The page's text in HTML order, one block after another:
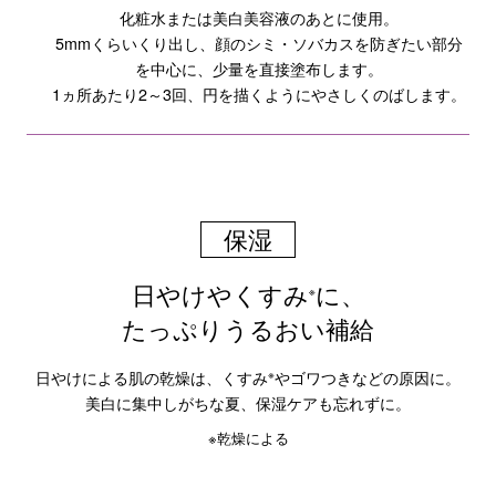
化粧水または美白美容液のあとに使用。
5mmくらいくり出し、顔のシミ・ソバカスを防ぎたい部分
を中心に、少量を直接塗布します。
1ヵ所あたり2～3回、円を描くようにやさしくのばします。
保湿
日やけやくすみ※に、
たっぷりうるおい補給
日やけによる肌の乾燥は、くすみ※やゴワつきなどの原因に。
美白に集中しがちな夏、保湿ケアも忘れずに。
※乾燥による